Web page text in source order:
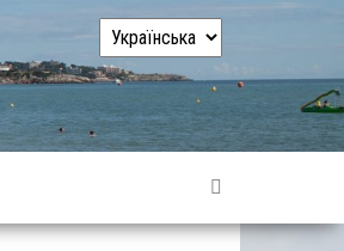
Вибрати
мову